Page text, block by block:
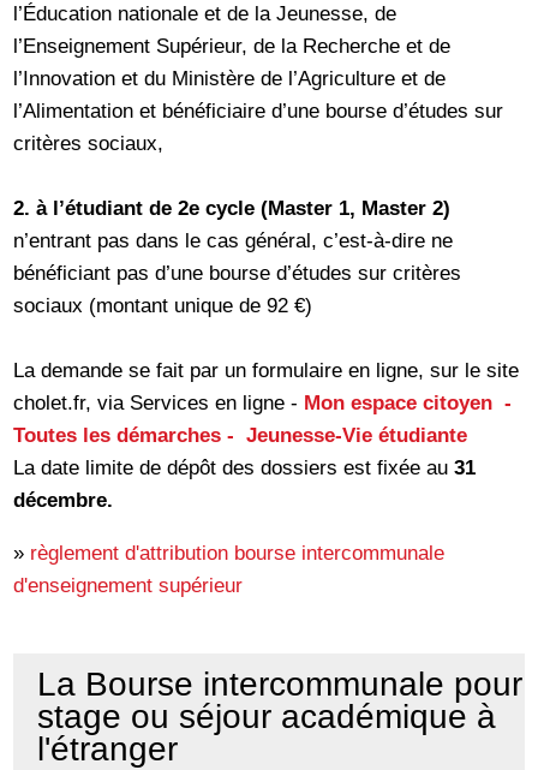
l’Éducation nationale et de la Jeunesse, de
l’Enseignement Supérieur, de la Recherche et de
l’Innovation et du Ministère de l’Agriculture et de
l’Alimentation et bénéficiaire d’une bourse d’études sur
critères sociaux,
2. à l’étudiant de 2e cycle (Master 1, Master 2)
n’entrant pas dans le cas général, c’est-à-dire ne
bénéficiant pas d’une bourse d’études sur critères
sociaux (montant unique de 92 €)
La demande se fait par un formulaire en ligne, sur le site
cholet.fr, via Services en ligne - Mon espace citoyen -
Toutes les démarches - Jeunesse-Vie étudiante
La date limite de dépôt des dossiers est fixée au31
décembre.
» règlement d'attribution bourse intercommunale
d'enseignement supérieur
La Bourse intercommunale pour
stage ou séjour académique à
l'étranger